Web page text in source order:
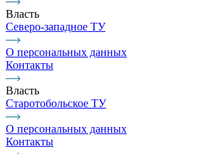
Власть
Северо-западное ТУ
О персональных данных
Контакты
Власть
Старотобольское ТУ
О персональных данных
Контакты